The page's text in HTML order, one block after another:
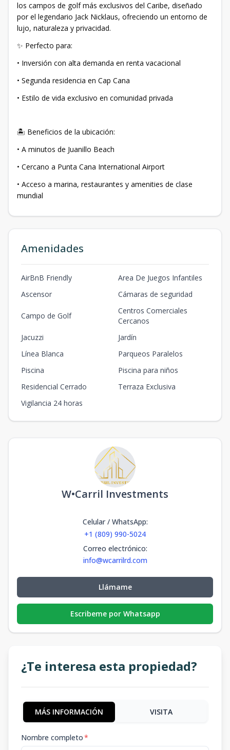
los campos de golf más exclusivos del Caribe, diseñado
por el legendario Jack Nicklaus, ofreciendo un entorno de
lujo, naturaleza y privacidad.
✨ Perfecto para:
• Inversión con alta demanda en renta vacacional
• Segunda residencia en Cap Cana
• Estilo de vida exclusivo en comunidad privada
🏝️ Beneficios de la ubicación:
• A minutos de Juanillo Beach
• Cercano a Punta Cana International Airport
• Acceso a marina, restaurantes y amenities de clase
mundial
Amenidades
AirBnB Friendly
Area De Juegos Infantiles
Ascensor
Cámaras de seguridad
Campo de Golf
Centros Comerciales
Cercanos
Jacuzzi
Jardín
Línea Blanca
Parqueos Paralelos
Piscina
Piscina para niños
Residencial Cerrado
Terraza Exclusiva
Vigilancia 24 horas
W•Carril Investments
Celular / WhatsApp:
+1 (809) 990-5024
Correo electrónico:
info@wcarrilrd.com
Llámame
Escribeme por Whatsapp
¿Te interesa esta propiedad?
MÁS INFORMACIÓN VISITA
Nombre completo*